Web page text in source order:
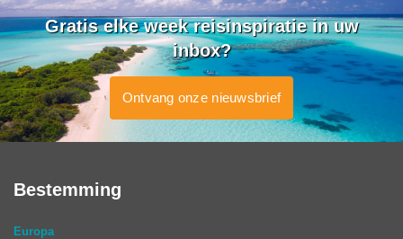
Gratis elke week reisinspiratie in uw
inbox?
Ontvang onze nieuwsbrief
Bestemming
Europa